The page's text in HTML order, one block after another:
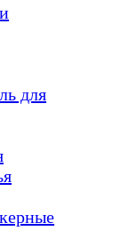
для